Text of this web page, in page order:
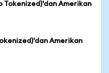
Tokenized)'dan Amerikan
Amerikan